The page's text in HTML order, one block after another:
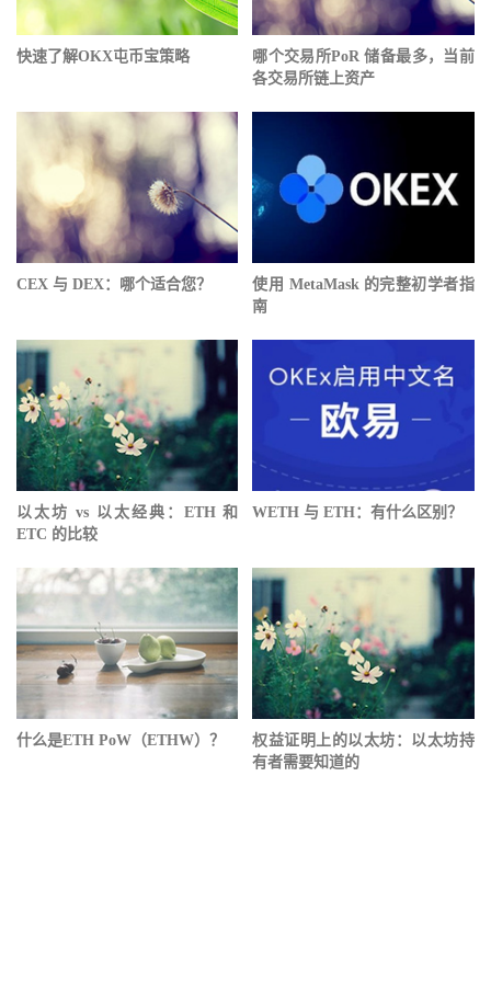
快速了解OKX屯币宝策略
哪个交易所PoR 储备最多，当前
各交易所链上资产
CEX 与 DEX：哪个适合您？
使用 MetaMask 的完整初学者指
南
以太坊 vs 以太经典：ETH 和
ETC 的比较
WETH 与 ETH：有什么区别？
什么是ETH PoW（ETHW）？
权益证明上的以太坊：以太坊持
有者需要知道的